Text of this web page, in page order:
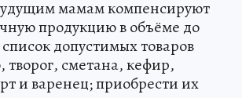
мамам компенсируют
продукцию в объёме до
допустимых товаров
творог, сметана, кефир,
и варенец; приобрести их